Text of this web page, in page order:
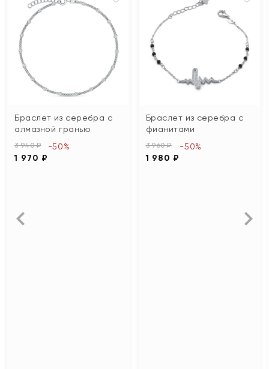
Браслет из серебра с
алмазной гранью
3 940 ₽
1 970 ₽
-50%
Браслет из серебра с
фианитами
3 960 ₽
1 980 ₽
-50%